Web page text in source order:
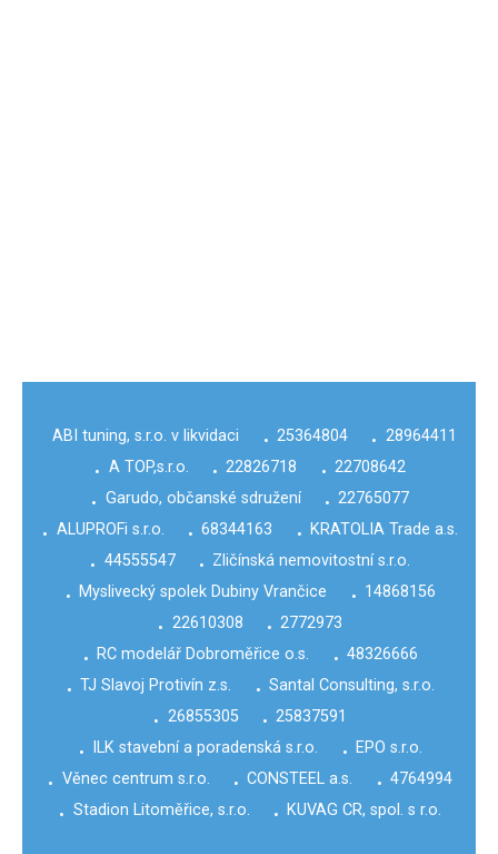
ABI tuning, s.r.o. v likvidaci • 25364804 • 28964411
• A TOP,s.r.o. • 22826718 • 22708642
• Garudo, občanské sdružení • 22765077
• ALUPROFi s.r.o. • 68344163 • KRATOLIA Trade a.s.
• 44555547 • Zličínská nemovitostní s.r.o.
• Myslivecký spolek Dubiny Vrančice • 14868156
• 22610308 • 2772973
• RC modelář Dobroměřice o.s. • 48326666
• TJ Slavoj Protivín z.s. • Santal Consulting, s.r.o.
• 26855305 • 25837591
•
ILK stavební a poradenská s.r.o. • EPO s.r.o.
• Věnec centrum s.r.o. • CONSTEEL a.s. • 4764994
• Stadion Litoměřice, s.r.o. • KUVAG CR, spol. s r.o.